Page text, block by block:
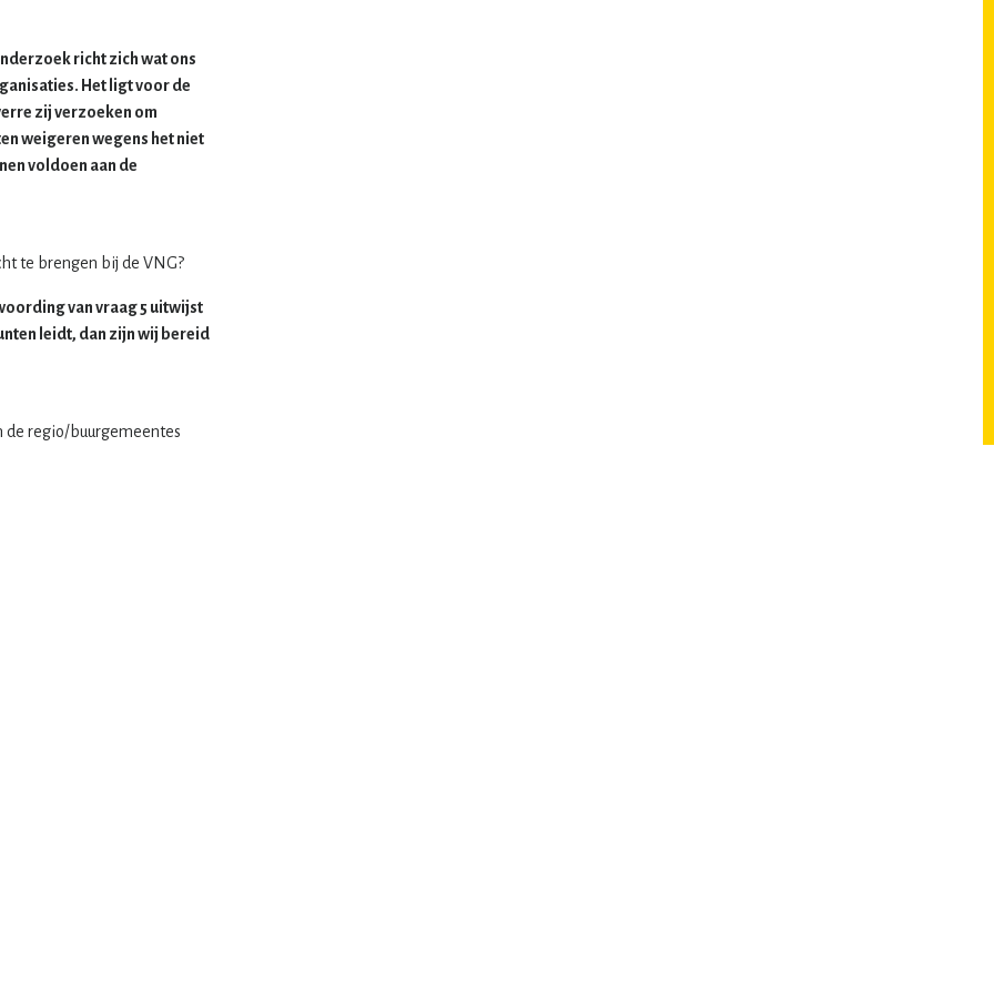
richt zich wat ons
Het ligt voor de
zij verzoeken om
weigeren wegens het niet
voldoen aan de
te brengen bij de VNG?
van vraag 5 uitwijst
leidt, dan zijn wij bereid
regio/buurgemeentes